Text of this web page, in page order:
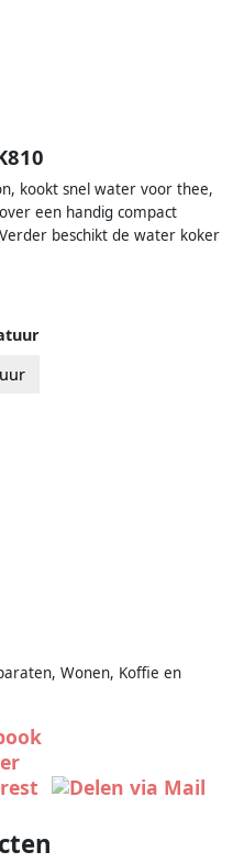
kookt snel water voor thee,
een handig compact
beschikt de water koker
Wonen, Koffie en